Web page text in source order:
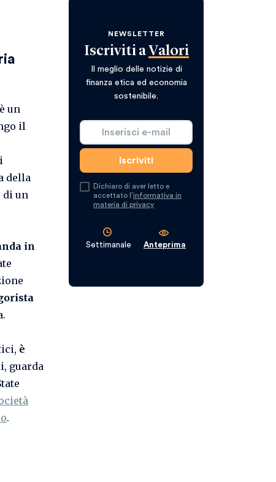
NEWSLETTER
Iscriviti a Valori
Il meglio delle notizie di
finanza etica ed economia
sostenibile.
Dichiaro di aver letto e
accettato l’informativa in
materia di privacy
Settimanale Anteprima
è un
il
della
di un
in
è
guarda
.